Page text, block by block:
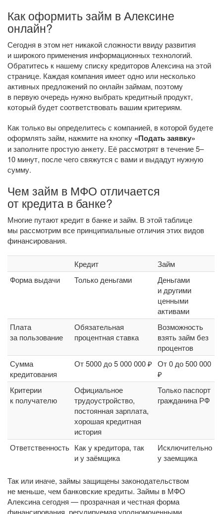
Как оформить займ в Алексине
онлайн?
Сегодня в этом нет никакой сложности ввиду развития
и широкого применения информационных технологий.
Обратитесь к нашему списку кредиторов Алексина на этой
странице. Каждая компания имеет одно или несколько
активных предложений по онлайн займам, поэтому
в первую очередь нужно выбрать кредитный продукт,
который будет соответствовать вашим критериям.
Как только вы определитесь с компанией, в которой будете
оформлять займ, нажмите на кнопку «Подать заявку»
и заполните простую анкету. Её рассмотрят в течение 5–
10 минут, после чего свяжутся с вами и выдадут нужную
сумму.
Чем займ в МФО отличается
от кредита в банке?
Многие путают кредит в банке и займ. В этой таблице
мы рассмотрим все принципиальные отличия этих видов
финансирования.
Кредит
Займ
Форма выдачи
Только деньгами
Деньгами
и другими
ценными
активами
Плата
за пользование
Обязательная
процентная ставка
Возможность
взять займ без
процентов
Сумма
кредитования
От 5000 до 5 000 000 ₽ От 0 до 500 000
₽
Критерии
к получателю
Официальное
трудоустройство,
постоянная зарплата,
хорошая кредитная
история
Только паспорт
гражданина РФ
Ответственность Как у кредитора, так
и у заёмщика
Исключительно
у заемщика
Так или иначе, займы защищены законодательством
не меньше, чем банковские кредиты. Займы в МФО
Алексина сегодня — прозрачная и честная форма
финансирования, регулируемая уполномоченными